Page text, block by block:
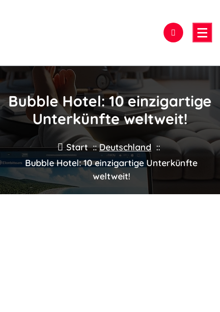
Bubble Hotel: 10 einzigartige
Unterkünfte weltweit!
Start ::Deutschland ::
Bubble Hotel: 10 einzigartige Unterkünfte
weltweit!